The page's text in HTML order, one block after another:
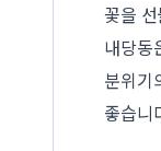
꽃을
내당동
분위기
좋습니